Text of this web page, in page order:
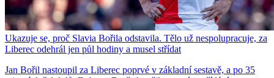
Ukazuje se, proč Slavia Bořila odstavila. Tělo už nespolupracuje, za
Liberec odehrál jen půl hodiny a musel střídat
Jan Bořil nastoupil za Liberec poprvé v základní sestavě, a po 35